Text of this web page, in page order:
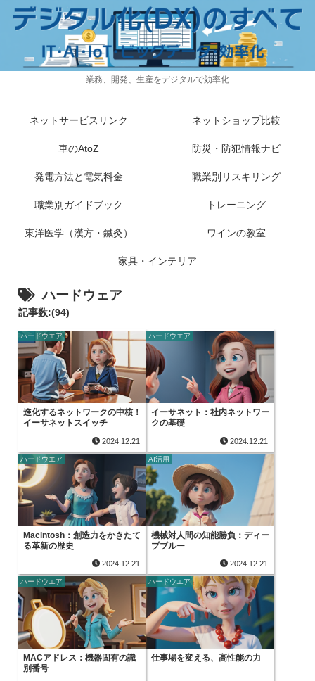
業務、開発、生産をデジタルで効率化
ネットサービスリンク ネットショップ比較
車のAtoZ 防災・防犯情報ナビ
発電方法と電気料金 職業別リスキリング
職業別ガイドブック トレーニング
東洋医学（漢方・鍼灸） ワインの教室
家具・インテリア
ハードウェア
記事数:(94)
ハードウエア
進化するネットワークの中核！
イーサネットスイッチ
2024.12.21
ハードウエア
イーサネット：社内ネットワー
クの基礎
2024.12.21
ハードウエア
Macintosh：創造力をかきたて
る革新の歴史
2024.12.21
AI活用
機械対人間の知能勝負：ディー
プブルー
2024.12.21
ハードウエア
MACアドレス：機器固有の識
別番号
ハードウエア
仕事場を変える、高性能の力